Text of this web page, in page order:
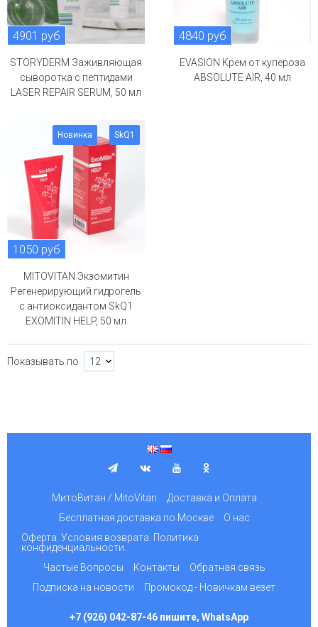
4901 руб
STORYDERM Заживляющая
сыворотка с пептидами
LASER REPAIR SERUM, 50 мл
4840 руб
EVASION Крем от купероза
ABSOLUTE AIR, 40 мл
Новинка SkQ1
1050 руб
MITOVITAN Экзомитин
Регенерирующий гидрогель
с антиоксидантом SkQ1
EXOMITIN HELP, 50 мл
Показывать по
МитоВитан / MitoVitan
Доставка и Оплата
Бесплатная доставка по Москве
О нас
Оферта. Условия возврата. Политика
конфиденциальности.
Частые Вопросы
Контакты
Обратная связь
Подписка на новости
Промокод - Новичкам везет
+7 (926) 042-87-46 пишите, WhatsApp